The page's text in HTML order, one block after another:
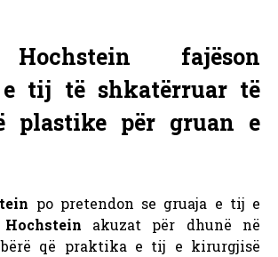
fajëson
tij të shkatërruar të
plastike për gruan e
po pretendon se gruaja e tij e
akuzat për dhunë në
që praktika e tij e kirurgjisë